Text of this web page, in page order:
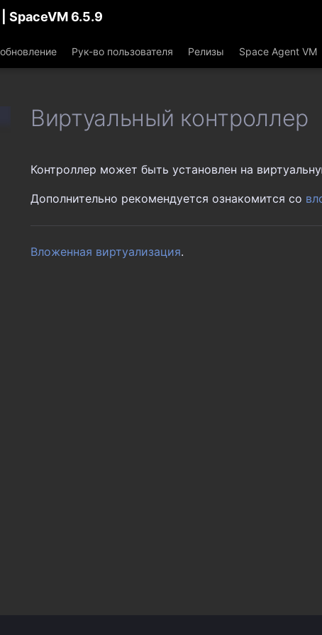
SpaceVM 6.5.9
Рук-во пользователя Релизы Space Agent VM
Виртуальный контроллер
Контроллер может быть установлен на
Дополнительно рекомендуется ознакомится со
Вложенная виртуализация.